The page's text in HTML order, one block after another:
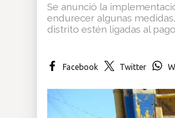
Multimedia
Se anunció la
endurecer algunas
distrito estén ligadas al
Facebook Twitter